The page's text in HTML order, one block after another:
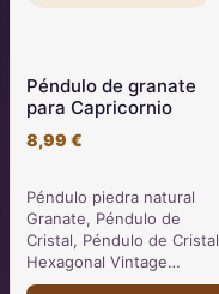
Péndulo de granate
para Capricornio
8,99 €
Péndulo piedra natural
Granate, Péndulo de
Cristal, Péndulo de Cristal
Hexagonal Vintage…